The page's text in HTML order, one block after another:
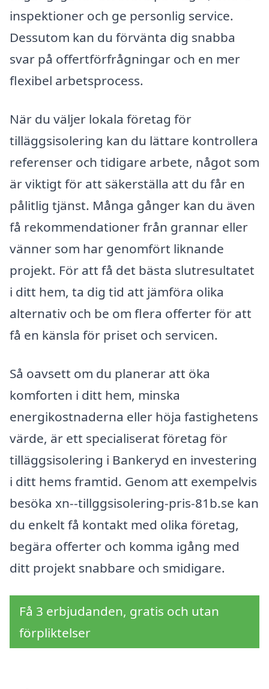
inspektioner och ge personlig service.
Dessutom kan du förvänta dig snabba
svar på offertförfrågningar och en mer
flexibel arbetsprocess.
När du väljer lokala företag för
tilläggsisolering kan du lättare kontrollera
referenser och tidigare arbete, något som
är viktigt för att säkerställa att du får en
pålitlig tjänst. Många gånger kan du även
få rekommendationer från grannar eller
vänner som har genomfört liknande
projekt. För att få det bästa slutresultatet
i ditt hem, ta dig tid att jämföra olika
alternativ och be om flera offerter för att
få en känsla för priset och servicen.
Så oavsett om du planerar att öka
komforten i ditt hem, minska
energikostnaderna eller höja fastighetens
värde, är ett specialiserat företag för
tilläggsisolering i Bankeryd en investering
i ditt hems framtid. Genom att exempelvis
besöka xn--tillggsisolering-pris-81b.se kan
du enkelt få kontakt med olika företag,
begära offerter och komma igång med
ditt projekt snabbare och smidigare.
Få 3 erbjudanden, gratis och utan
förpliktelser